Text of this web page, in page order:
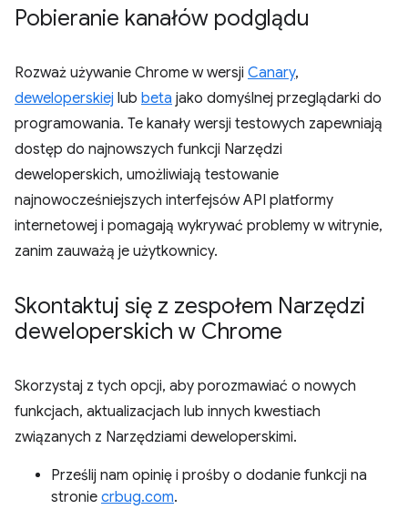
Pobieranie kanałów podglądu
Rozważ używanie Chrome w wersji Canary,
deweloperskiej lub beta jako domyślnej przeglądarki do
programowania. Te kanały wersji testowych zapewniają
dostęp do najnowszych funkcji Narzędzi
deweloperskich, umożliwiają testowanie
najnowocześniejszych interfejsów API platformy
internetowej i pomagają wykrywać problemy w witrynie,
zanim zauważą je użytkownicy.
Skontaktuj się z zespołem Narzędzi
deweloperskich w Chrome
Skorzystaj z tych opcji, aby porozmawiać o nowych
funkcjach, aktualizacjach lub innych kwestiach
związanych z Narzędziami deweloperskimi.
Prześlij nam opinię i prośby o dodanie funkcji na
stronie crbug.com.